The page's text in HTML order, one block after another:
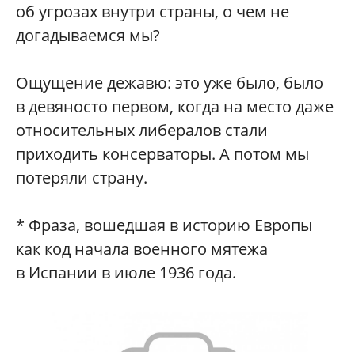
об угрозах внутри страны, о чем не
догадываемся мы?
Ощущение дежавю: это уже было, было
в девяносто первом, когда на место даже
относительных либералов стали
приходить консерваторы. А потом мы
потеряли страну.
* Фраза, вошедшая в историю Европы
как код начала военного мятежа
в Испании в июле 1936 года.